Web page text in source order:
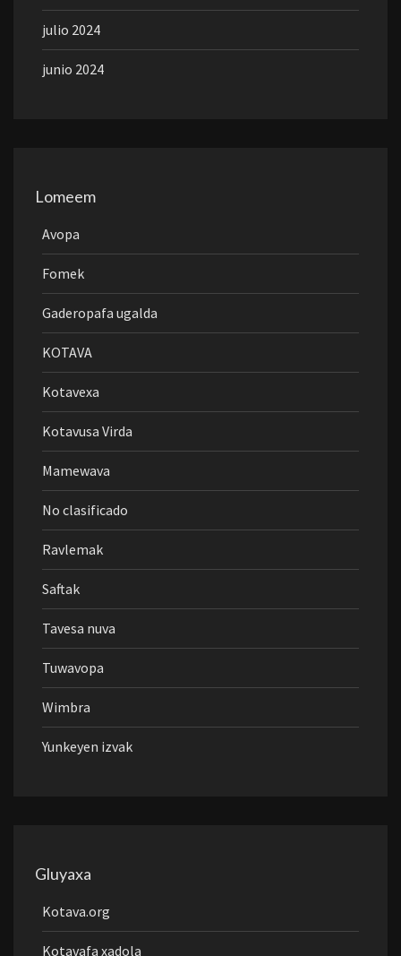
julio 2024
junio 2024
Lomeem
Avopa
Fomek
Gaderopafa ugalda
KOTAVA
Kotavexa
Kotavusa Virda
Mamewava
No clasificado
Ravlemak
Saftak
Tavesa nuva
Tuwavopa
Wimbra
Yunkeyen izvak
Gluyaxa
Kotava.org
Kotavafa xadola